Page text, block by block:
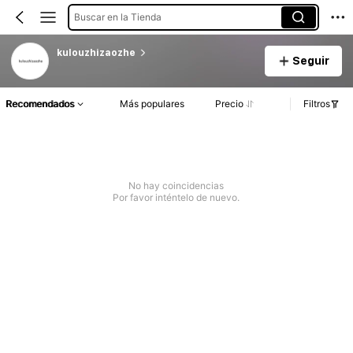
Buscar en la Tienda
kulouzhizaozhe
Seguir
Recomendados Más populares Precio Filtros
No hay coincidencias
Por favor inténtelo de nuevo.